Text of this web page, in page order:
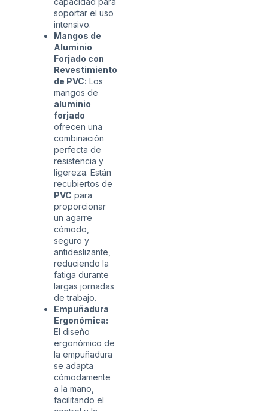
soportar el uso
intensivo.
Mangos de
Aluminio
Forjado con
Revestimiento
de PVC: Los
mangos de
aluminio
forjado
ofrecen una
combinación
perfecta de
resistencia y
ligereza. Están
recubiertos de
PVC para
proporcionar
un agarre
cómodo,
seguro y
antideslizante,
reduciendo la
fatiga durante
largas jornadas
de trabajo.
Empuñadura
Ergonómica:
El diseño
ergonómico de
la empuñadura
se adapta
cómodamente
a la mano,
facilitando el